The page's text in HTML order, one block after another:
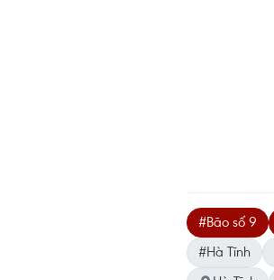
#Bão số 9
#Hà Tĩnh